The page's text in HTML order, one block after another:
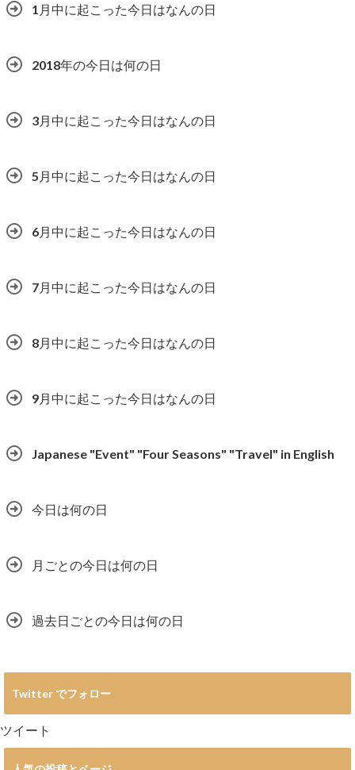
1月中に起こった今日はなんの日
2018年の今日は何の日
3月中に起こった今日はなんの日
5月中に起こった今日はなんの日
6月中に起こった今日はなんの日
7月中に起こった今日はなんの日
8月中に起こった今日はなんの日
9月中に起こった今日はなんの日
Japanese "Event" "Four Seasons" "Travel" in English
今日は何の日
月ごとの今日は何の日
過去日ごとの今日は何の日
Twitter でフォロー
ツイート